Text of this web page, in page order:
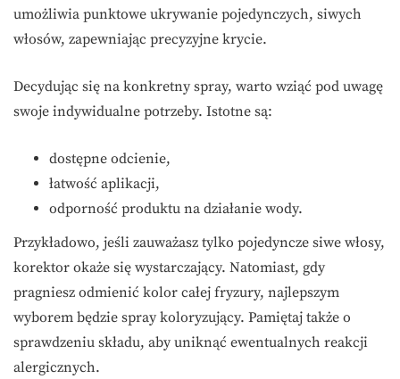
umożliwia punktowe ukrywanie pojedynczych, siwych
włosów, zapewniając precyzyjne krycie.
Decydując się na konkretny spray, warto wziąć pod uwagę
swoje indywidualne potrzeby. Istotne są:
dostępne odcienie,
łatwość aplikacji,
odporność produktu na działanie wody.
Przykładowo, jeśli zauważasz tylko pojedyncze siwe włosy,
korektor okaże się wystarczający. Natomiast, gdy
pragniesz odmienić kolor całej fryzury, najlepszym
wyborem będzie spray koloryzujący. Pamiętaj także o
sprawdzeniu składu, aby uniknąć ewentualnych reakcji
alergicznych.